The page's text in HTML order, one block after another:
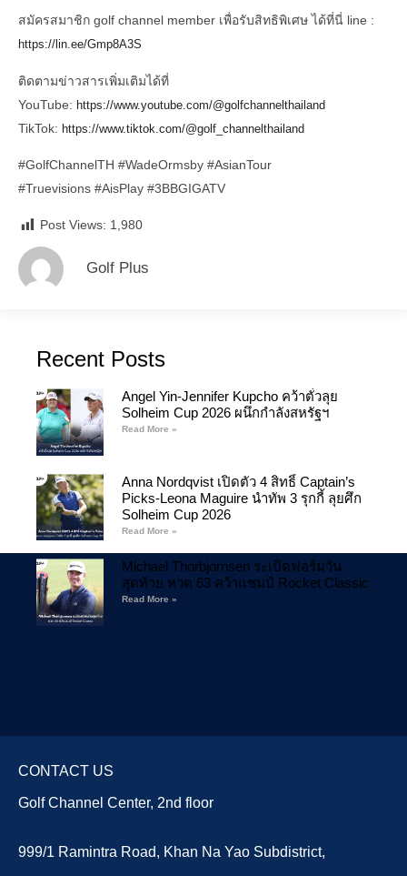
สมัครสมาชิก golf channel member เพื่อรับสิทธิพิเศษ ได้ที่นี่ line :
https://lin.ee/Gmp8A3S
ติดตามข่าวสารเพิ่มเติมได้ที่
YouTube: https://www.youtube.com/@golfchannelthailand
TikTok: https://www.tiktok.com/@golf_channelthailand
#GolfChannelTH #WadeOrmsby #AsianTour
#Truevisions #AisPlay #3BBGIGATV
Post Views: 1,980
Golf Plus
Recent Posts
Angel Yin-Jennifer Kupcho คว้าตั๋วลุย
Solheim Cup 2026 ผนึกกำลังสหรัฐฯ
Read More »
Anna Nordqvist เปิดตัว 4 สิทธิ์ Captain’s
Picks-Leona Maguire นำทัพ 3 รุกกี้ ลุยศึก
Solheim Cup 2026
Read More »
Michael Thorbjornsen ระเบิดฟอร์มวัน
สุดท้าย หวด 63 คว้าแชมป์ Rocket Classic
Read More »
CONTACT US
Golf Channel Center, 2nd floor
999/1 Ramintra Road, Khan Na Yao Subdistrict,